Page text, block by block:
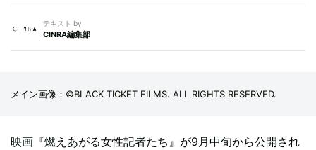
テキスト by
CINRA編集部
メイン画像：©BLACK TICKET FILMS. ALL RIGHTS RESERVED.
映画『燃えあがる女性記者たち』が9月中旬から公開され